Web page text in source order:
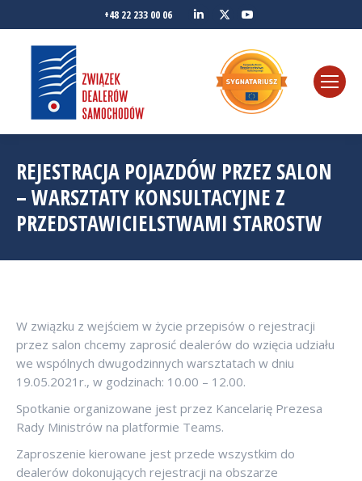
+48 22 233 00 06
Linkedin
Twitter
REJESTRACJA POJAZDÓW PRZEZ SALON
– WARSZTATY KONSULTACYJNE Z
PRZEDSTAWICIELSTWAMI STAROSTW
W związku z wejściem w życie przepisów o rejestracji
przez salon chcemy zaprosić dealerów do wzięcia udziału
we wspólnych dwugodzinnych warsztatach w dniu
19.05.2021r., w godzinach: 10.00 – 12.00.
Spotkanie organizowane jest przez Kancelarię Prezesa
Rady Ministrów na platformie Teams.
Zaproszenie kierowane jest przede wszystkim do
dealerów dokonujących rejestracji na obszarze